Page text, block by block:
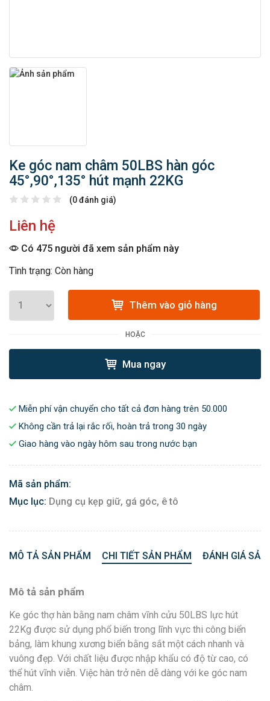
Ke góc nam châm 50LBS hàn góc
45°,90°,135° hút mạnh 22KG
(0 đánh giá)
Liên hệ
Có 475 người đã xem sản phẩm này
Tình trạng: Còn hàng
Thêm vào giỏ hàng
HOẶC
Mua ngay
Miễn phí vận chuyển cho tất cả đơn hàng trên 50.000
Không cần trả lại rắc rối, hoàn trả trong 30 ngày
Giao hàng vào ngày hôm sau trong nước bạn
Mã sản phẩm:
Mục lục: Dụng cụ kẹp giữ, gá góc, ê tô
MÔ TẢ SẢN PHẨM CHI TIẾT SẢN PHẨM ĐÁNH GIÁ
Mô tả sản phẩm
Ke góc thợ hàn bằng nam châm vĩnh cửu 50LBS lực hút
22Kg được sử dụng phổ biến trong lĩnh vực thi công biển
bảng, làm khung xương biển bằng sắt một cách nhanh và
vuông đẹp. Với chất liệu được nhập khẩu có độ từ cao, có
thể hút vĩnh viễn. Việc hàn trở nên dễ dàng với ke góc nam
châm.